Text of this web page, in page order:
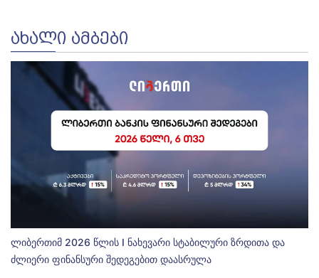
ᲐᲮᲐᲚᲘ ᲐᲛᲑᲔᲑᲘ
ლიბერთიმ 2026 წლის I ნახევარი სტაბილური ზრდითა და
ძლიერი ფინანსური შედეგებით დაასრულა